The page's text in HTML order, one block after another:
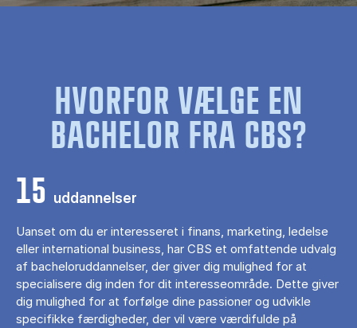
HVORFOR VÆLGE EN
BACHELOR FRA CBS?
15 uddannelser
Uanset om du er interesseret i finans, marketing, ledelse
eller international business, har CBS et omfattende udvalg
af bacheloruddannelser, der giver dig mulighed for at
specialisere dig inden for dit interesseområde. Dette giver
dig mulighed for at forfølge dine passioner og udvikle
specifikke færdigheder, der vil være værdifulde på